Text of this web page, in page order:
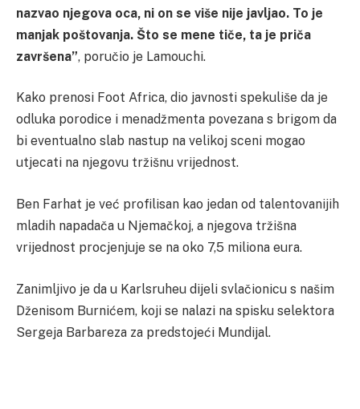
nazvao njegova oca, ni on se više nije javljao. To je
manjak poštovanja. Što se mene tiče, ta je priča
završena”, poručio je Lamouchi.
Kako prenosi Foot Africa, dio javnosti spekuliše da je
odluka porodice i menadžmenta povezana s brigom da
bi eventualno slab nastup na velikoj sceni mogao
utjecati na njegovu tržišnu vrijednost.
Ben Farhat je već profilisan kao jedan od talentovanijih
mladih napadača u Njemačkoj, a njegova tržišna
vrijednost procjenjuje se na oko 7,5 miliona eura.
Zanimljivo je da u Karlsruheu dijeli svlačionicu s našim
Dženisom Burnićem, koji se nalazi na spisku selektora
Sergeja Barbareza za predstojeći Mundijal.